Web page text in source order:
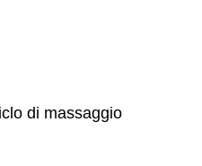
di massaggio